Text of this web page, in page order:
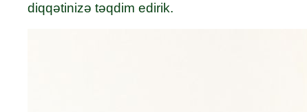
diqqətinizə təqdim edirik.